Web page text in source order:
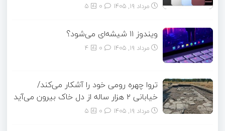
مرداد ۱۹, ۱۴۰۵ 5
ویندوز ۱۱ شیشه‌ای می‌شود؟
مرداد ۱۹, ۱۴۰۵ 4
تروا چهره رومی خود را آشکار می‌کند/
خیابانی ۲ هزار ساله از دل خاک بیرون می‌آید
مرداد ۱۹, ۱۴۰۵ 5